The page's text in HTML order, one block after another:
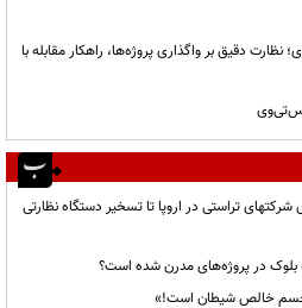
نظارت دقیق بر واگذاری پروژه‌ها، راهکار مقابله با
تراستی در اروپا تا تسخیر دستگاه نظارتی
بلوک در پروژه‌های مدرن شده است؟
خالص شیطان است!»